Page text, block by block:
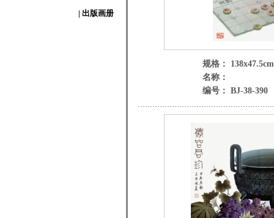
| 出版画册
规格： 138x47.5cm
名称：
编号： BJ-38-390